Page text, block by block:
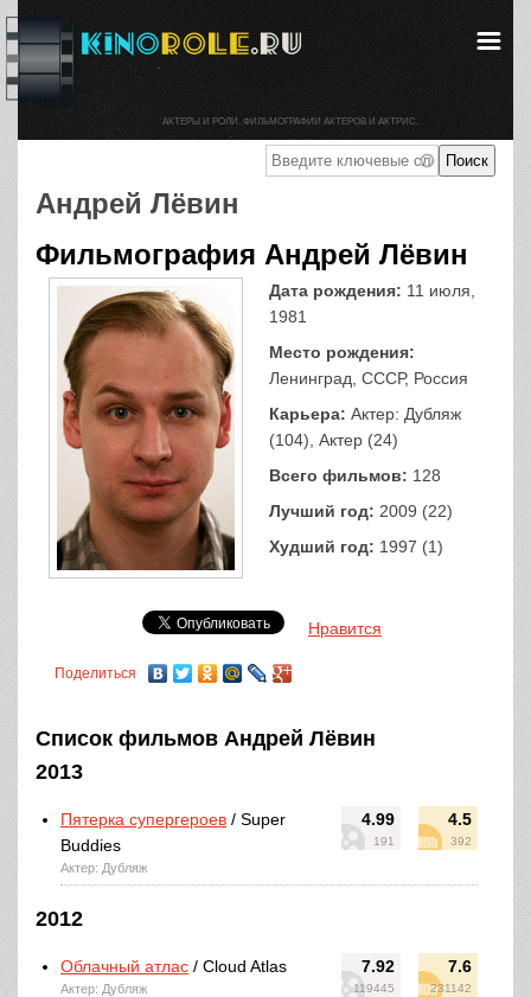
Андрей Лёвин
Фильмография Андрей Лёвин
Дата рождения: 11 июля,
1981
Место рождения:
Ленинград, СССР, Россия
Карьера: Актер: Дубляж
(104), Актер (24)
Всего фильмов: 128
Лучший год: 2009 (22)
Худший год: 1997 (1)
Нравится
Поделиться
Список фильмов Андрей Лёвин
2013
4.99
191
4.5
392
Пятерка супергероев / Super
Buddies
Актер: Дубляж
2012
7.92
119445
7.6
231142
Облачный атлас / Cloud Atlas
Актер: Дубляж
АКТЕРЫ И РОЛИ. ФИЛЬМОГРАФИИ АКТЕРОВ И АКТРИС.